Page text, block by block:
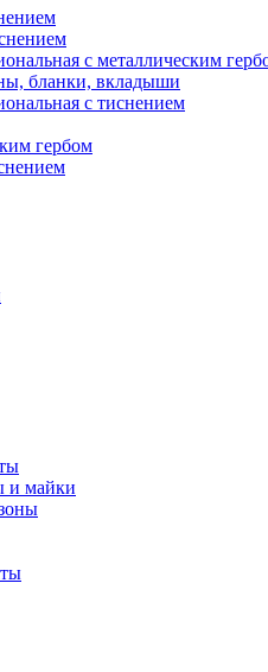
с металлическим
бланки, вкладыши
с тиснением
гербом
и майки